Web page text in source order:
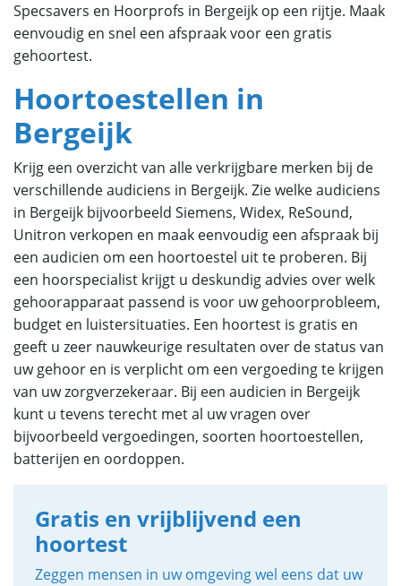
Specsavers en Hoorprofs in Bergeijk op een rijtje. Maak
eenvoudig en snel een afspraak voor een gratis
gehoortest.
Hoortoestellen in
Bergeijk
Krijg een overzicht van alle verkrijgbare merken bij de
verschillende audiciens in Bergeijk. Zie welke audiciens
in Bergeijk bijvoorbeeld Siemens, Widex, ReSound,
Unitron verkopen en maak eenvoudig een afspraak bij
een audicien om een hoortoestel uit te proberen. Bij
een hoorspecialist krijgt u deskundig advies over welk
gehoorapparaat passend is voor uw gehoorprobleem,
budget en luistersituaties. Een hoortest is gratis en
geeft u zeer nauwkeurige resultaten over de status van
uw gehoor en is verplicht om een vergoeding te krijgen
van uw zorgverzekeraar. Bij een audicien in Bergeijk
kunt u tevens terecht met al uw vragen over
bijvoorbeeld vergoedingen, soorten hoortoestellen,
batterijen en oordoppen.
Gratis en vrijblijvend een
hoortest
Zeggen mensen in uw omgeving wel eens dat uw